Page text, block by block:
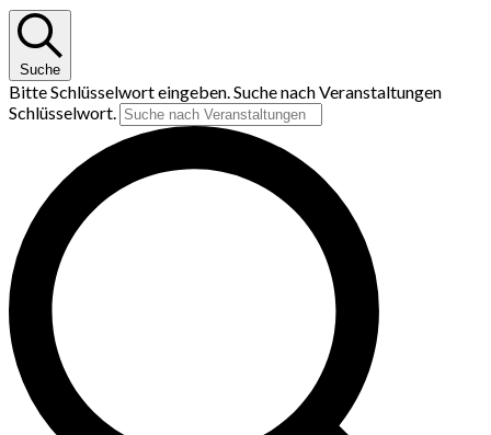
Suche
Bitte Schlüsselwort eingeben. Suche nach Veranstaltungen
Schlüsselwort.